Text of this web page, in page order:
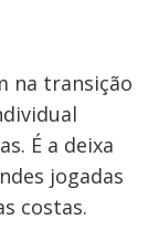
na transição
É a deixa
jogadas
costas.